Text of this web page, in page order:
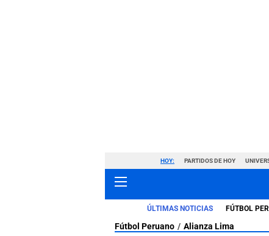
HOY: PARTIDOS DE HOY
ÚLTIMAS NOTICIAS FÚTBOL
Fútbol Peruano Alianza Lima